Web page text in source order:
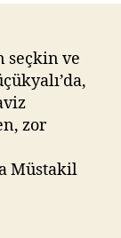
seçkin ve
zor